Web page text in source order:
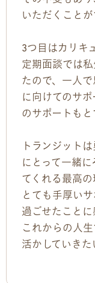
いただくことが
3つ目はカリキ
定期面談では
たので、一人
に向けてのサ
のサポートもと
トランジット
にとって一緒
てくれる最高の
とても手厚い
過ごせたことに
これからの人
活かしていきた